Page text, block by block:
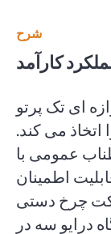
شرح
ای تک پرتو
اتخاذ می کند.
عمومی با
اطمینان
چرخ دستی
درایو سه در